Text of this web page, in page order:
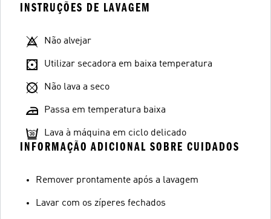
INSTRUÇÕES DE LAVAGEM
Não alvejar
Utilizar secadora em baixa temperatura
Não lava a seco
Passa em temperatura baixa
Lava à máquina em ciclo delicado
INFORMAÇÃO ADICIONAL SOBRE CUIDADOS
Remover prontamente após a lavagem
Lavar com os zíperes fechados